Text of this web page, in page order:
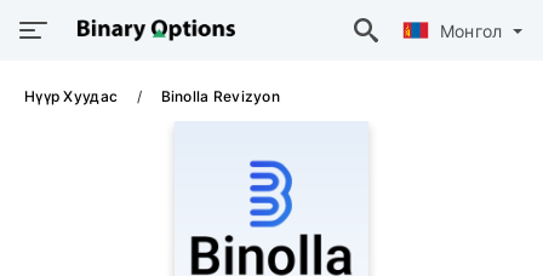
Монгол
Нүүр Хуудас Binolla Revizyon